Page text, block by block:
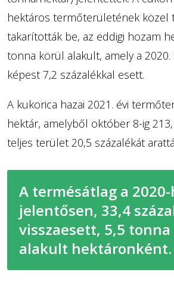
hektáros termőterületének közel
takarították be, az eddigi hozam
tonna körül alakult, amely a
képest 7,2 százalékkal esett.
A kukorica hazai 2021. évi
hektár, amelyből október 8-ig
teljes terület 20,5 százalékát
A termésátlag a
jelentősen, 33,4
visszaesett, 5,5
alakult hektáronként.